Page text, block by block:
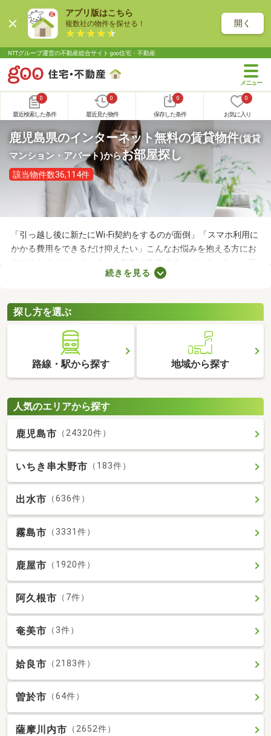
アプリ版はこちら
複数社の物件を探せる！ 開く
NTTグループ運営の不動産総合サイト goo住宅・不動産
0
最近検索した条件
0
最近見た物件
0
保存した条件
0
お気に入り
鹿児島県のインターネット無料の賃貸物件(賃貸
マンション・アパート)からお部屋探し
該当物件数36,114件
「引っ越し後に新たにWi-Fi契約をするのが面倒」「スマホ利用に
かかる費用をできるだけ抑えたい」こんなお悩みを抱える方にお
すすめなのがインターネット無料の物件です。インターネット完
備の物件なら、新たに回線を契約する必要はありません。通信費
チェックしてみてくださいね。
続きを見る
探し方を選ぶ
路線・駅から探す 地域から探す
人気のエリアから探す
鹿児島市 （24320件）
いちき串木野市 （183件）
出水市 （636件）
霧島市 （3331件）
鹿屋市 （1920件）
阿久根市 （7件）
奄美市 （3件）
姶良市 （2183件）
曽於市 （64件）
薩摩川内市 （2652件）